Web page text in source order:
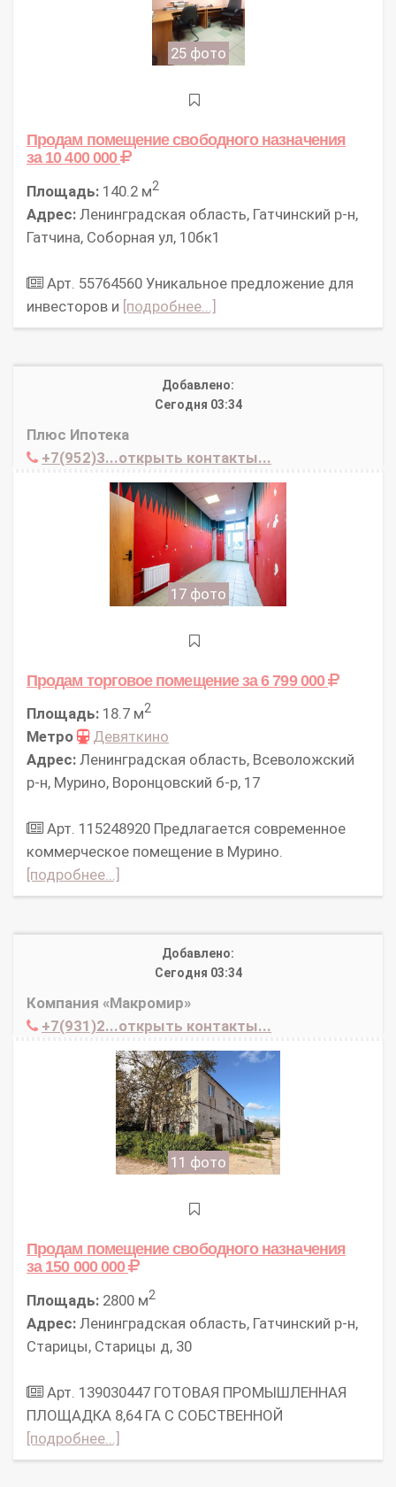
25 фото
Продам помещение свободного назначения
за 10 400 000
Площадь: 140.2 м2
Адрес: Ленинградская область, Гатчинский р-н,
Гатчина, Соборная ул, 10бк1
Арт. 55764560 Уникальное предложение для
инвесторов и [подробнее...]
Добавлено:
Сегодня 03:34
Плюс Ипотека
+7(952)3...открыть контакты...
17 фото
Продам торговое помещениеза 6 799 000
Площадь: 18.7 м2
Метро
Девяткино
Адрес: Ленинградская область, Всеволожский
р-н, Мурино, Воронцовский б-р, 17
Арт. 115248920 Предлагается современное
коммерческое помещение в Мурино.
[подробнее...]
Добавлено:
Сегодня 03:34
Компания «Макромир»
+7(931)2...открыть контакты...
11 фото
Продам помещение свободного назначения
за 150 000 000
Площадь: 2800 м2
Адрес: Ленинградская область, Гатчинский р-н,
Старицы, Старицы д, 30
Арт. 139030447 ГОТОВАЯ ПРОМЫШЛЕННАЯ
ПЛОЩАДКА 8,64 ГА С СОБСТВЕННОЙ
[подробнее...]